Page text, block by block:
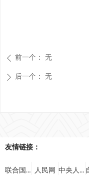
ꄴ 前一个： 无
ꄲ 后一个： 无
友情链接：
联合国教科文组织 人民网 中央人民政府